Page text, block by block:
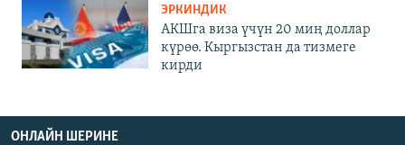
ЭРКИНДИК
АКШга виза үчүн 20 миң доллар
күрөө. Кыргызстан да тизмеге
кирди
ОНЛАЙН ШЕРИНЕ